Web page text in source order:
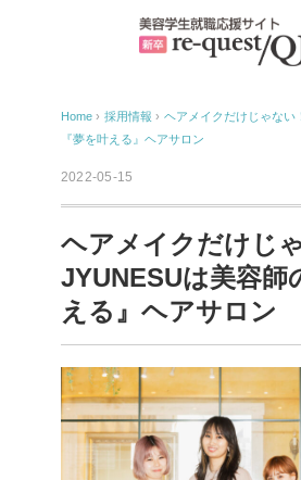
Home › 採用情報 › ヘアメイクだけじゃない
『夢を叶える』ヘアサロン
2022-05-15
ヘアメイクだけじ
JYUNESUは美容師
える』ヘアサロン